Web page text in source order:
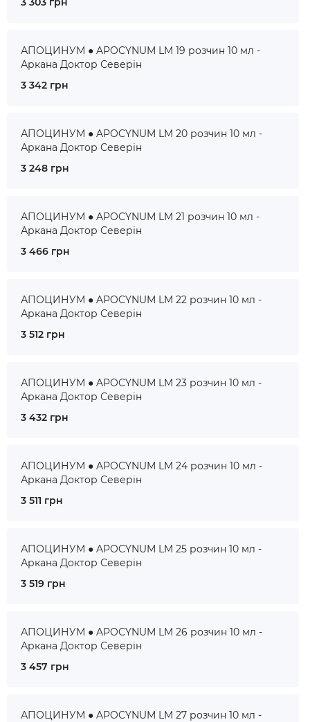
АПОЦИНУМ ● APOCYNUM LM 19 розчин 10 мл -
Аркана Доктор Северін
3 342 грн
АПОЦИНУМ ● APOCYNUM LM 20 розчин 10 мл -
Аркана Доктор Северін
3 248 грн
АПОЦИНУМ ● APOCYNUM LM 21 розчин 10 мл -
Аркана Доктор Северін
3 466 грн
АПОЦИНУМ ● APOCYNUM LM 22 розчин 10 мл -
Аркана Доктор Северін
3 512 грн
АПОЦИНУМ ● APOCYNUM LM 23 розчин 10 мл -
Аркана Доктор Северін
3 432 грн
АПОЦИНУМ ● APOCYNUM LM 24 розчин 10 мл -
Аркана Доктор Северін
3 511 грн
АПОЦИНУМ ● APOCYNUM LM 25 розчин 10 мл -
Аркана Доктор Северін
3 519 грн
АПОЦИНУМ ● APOCYNUM LM 26 розчин 10 мл -
Аркана Доктор Северін
3 457 грн
АПОЦИНУМ ● APOCYNUM LM 27 розчин 10 мл -